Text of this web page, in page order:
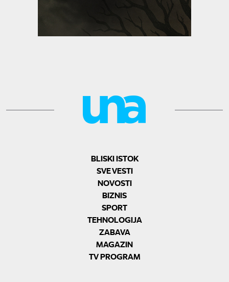
BLISKI ISTOK
SVE VESTI
NOVOSTI
BIZNIS
SPORT
TEHNOLOGIJA
ZABAVA
MAGAZIN
TV PROGRAM